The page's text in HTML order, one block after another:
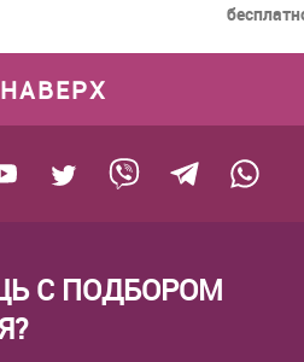
НАВЕРХ
С ПОДБОРОМ